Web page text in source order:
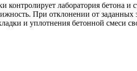
контролирует лаборатория
При отклонении от
и уплотнения бетонной